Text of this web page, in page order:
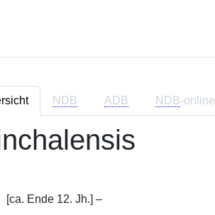
NDB ADB NDB-online
[ca. Ende 12. Jh.] –